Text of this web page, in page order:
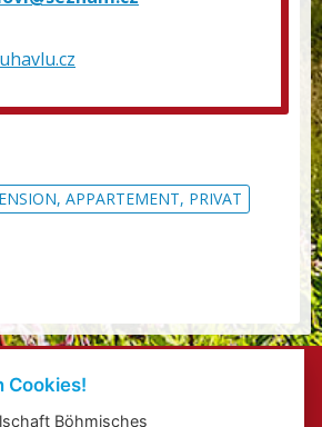
APPARTEMENT, PRIVAT
Kontakte
Cookies!
Böhmisches